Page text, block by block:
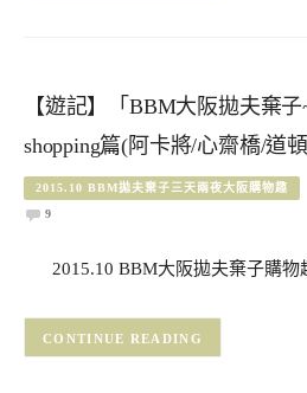
【遊記】「BBM大阪拋夫棄
shopping篇(阿卡將/心齋橋/道頓
2015.10 BBM拋夫棄子三天兩夜大阪購物趣
9
2015.10 BBM大阪拋夫棄子購物
CONTINUE READING